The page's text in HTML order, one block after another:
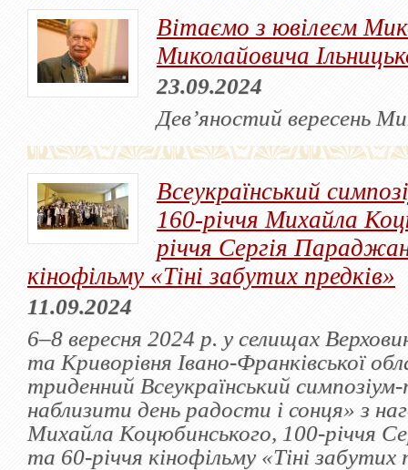
Вітаємо з ювілеєм
Миколайовича
23.09.2024
Дев’яностий вересень
Всеукраїнський
160-річчя Михайла
річчя Сергія
кінофільму «Тіні забутих предків»
11.09.2024
6–8 вересня 2024 р. у селищах
та Криворівня Івано-Франківської
триденний Всеукраїнський
наблизити день радости і сонця» з
Михайла Коцюбинського, 100-річчя
та 60-річчя кінофільму «Тіні забутих